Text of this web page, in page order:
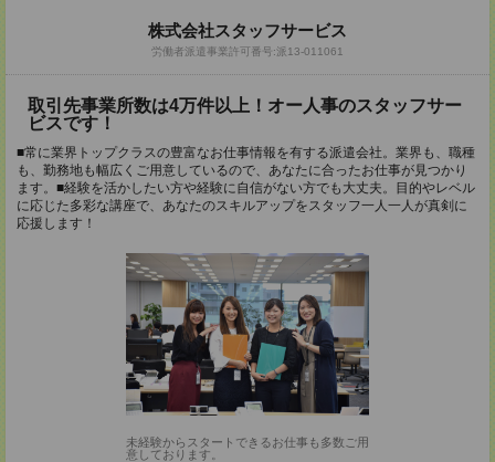
株式会社スタッフサービス
労働者派遣事業許可番号:派13-011061
取引先事業所数は4万件以上！オー人事のスタッフサー
ビスです！
■常に業界トップクラスの豊富なお仕事情報を有する派遣会社。業界も、職種
も、勤務地も幅広くご用意しているので、あなたに合ったお仕事が見つかり
ます。■経験を活かしたい方や経験に自信がない方でも大丈夫。目的やレベル
に応じた多彩な講座で、あなたのスキルアップをスタッフ一人一人が真剣に
応援します！
未経験からスタートできるお仕事も多数ご用
意しております。